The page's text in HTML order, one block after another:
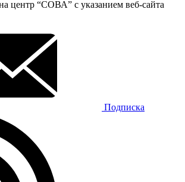
центр “СОВА” с указанием веб-сайта
Подписка